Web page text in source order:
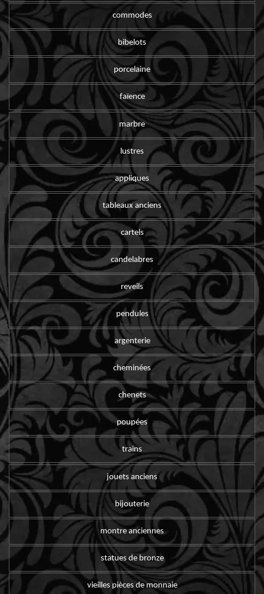
commodes
bibelots
porcelaine
faïence
marbre
lustres
appliques
tableaux anciens
cartels
candelabres
reveils
pendules
argenterie
cheminées
chenets
poupées
trains
jouets anciens
bijouterie
montre anciennes
statues de bronze
vieilles pièces de monnaie